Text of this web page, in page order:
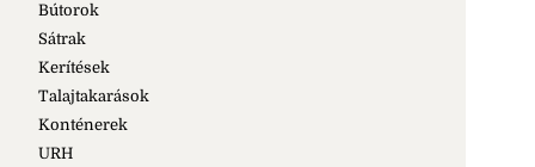
Bútorok
Sátrak
Kerítések
Talajtakarások
Konténerek
URH